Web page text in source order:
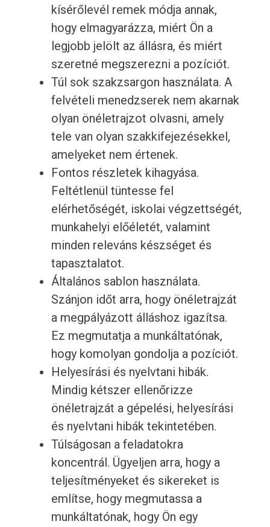
kísérőlevél remek módja annak,
hogy elmagyarázza, miért Ön a
legjobb jelölt az állásra, és miért
szeretné megszerezni a pozíciót.
Túl sok szakzsargon használata. A
felvételi menedzserek nem akarnak
olyan önéletrajzot olvasni, amely
tele van olyan szakkifejezésekkel,
amelyeket nem értenek.
Fontos részletek kihagyása.
Feltétlenül tüntesse fel
elérhetőségét, iskolai végzettségét,
munkahelyi előéletét, valamint
minden releváns készséget és
tapasztalatot.
Általános sablon használata.
Szánjon időt arra, hogy önéletrajzát
a megpályázott álláshoz igazítsa.
Ez megmutatja a munkáltatónak,
hogy komolyan gondolja a pozíciót.
Helyesírási és nyelvtani hibák.
Mindig kétszer ellenőrizze
önéletrajzát a gépelési, helyesírási
és nyelvtani hibák tekintetében.
Túlságosan a feladatokra
koncentrál. Ügyeljen arra, hogy a
teljesítményeket és sikereket is
említse, hogy megmutassa a
munkáltatónak, hogy Ön egy